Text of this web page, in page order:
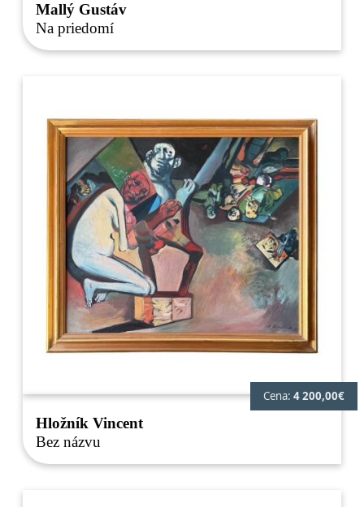
Mallý Gustáv
Na priedomí
Cena: 4 200,00€
Hložník Vincent
Bez názvu